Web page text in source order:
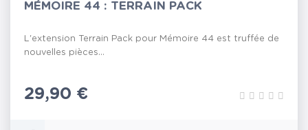
MÉMOIRE 44 : TERRAIN PACK
L'extension Terrain Pack pour Mémoire 44 est truffée de
nouvelles pièces...
Prix
29,90 €